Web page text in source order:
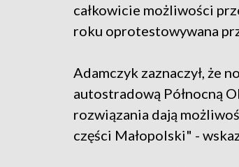
całkowicie możliwości
roku oprotestowywana
Adamczyk zaznaczył, że
autostradową Północną
rozwiązania dają
części Małopolski" -